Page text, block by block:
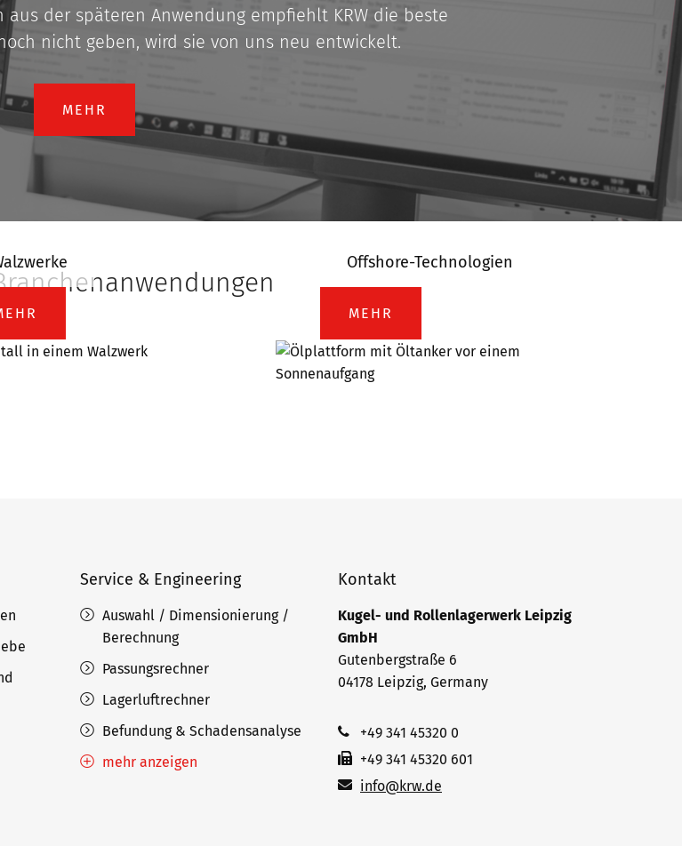
der späteren Anwendung empfiehlt KRW die beste
nicht geben, wird sie von uns neu entwickelt.
MEHR
Offshore-Technologien
MEHR
Service & Engineering
Auswahl / Dimensionierung /
Berechnung
Passungsrechner
Lagerluftrechner
Befundung & Schadensanalyse
mehr anzeigen
Kontakt
Kugel- und Rollenlagerwerk Leipzig
GmbH
Gutenbergstraße 6
04178 Leipzig, Germany
+49 341 45320 0
+49 341 45320 601
info@krw.de